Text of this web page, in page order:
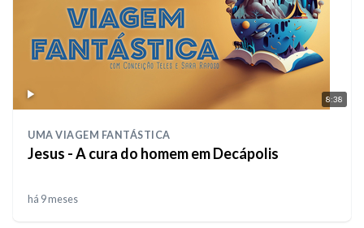
8:38
UMA VIAGEM FANTÁSTICA
Jesus - A cura do homem em Decápolis
há 9 meses